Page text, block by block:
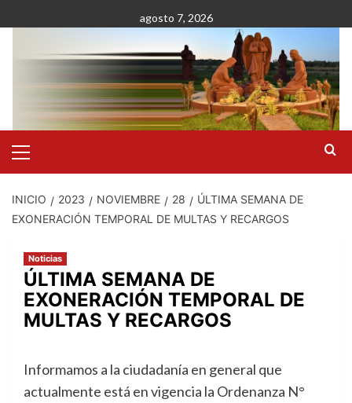
al
agosto 7, 2026
primario
INICIO 2023 NOVIEMBRE 28
ÚLTIMA SEMANA DE
EXONERACIÓN TEMPORAL DE MULTAS Y RECARGOS
Noticias
ÚLTIMA SEMANA DE
EXONERACIÓN TEMPORAL DE
MULTAS Y RECARGOS
Informamos a la ciudadanía en general que
actualmente está en vigencia la Ordenanza N°